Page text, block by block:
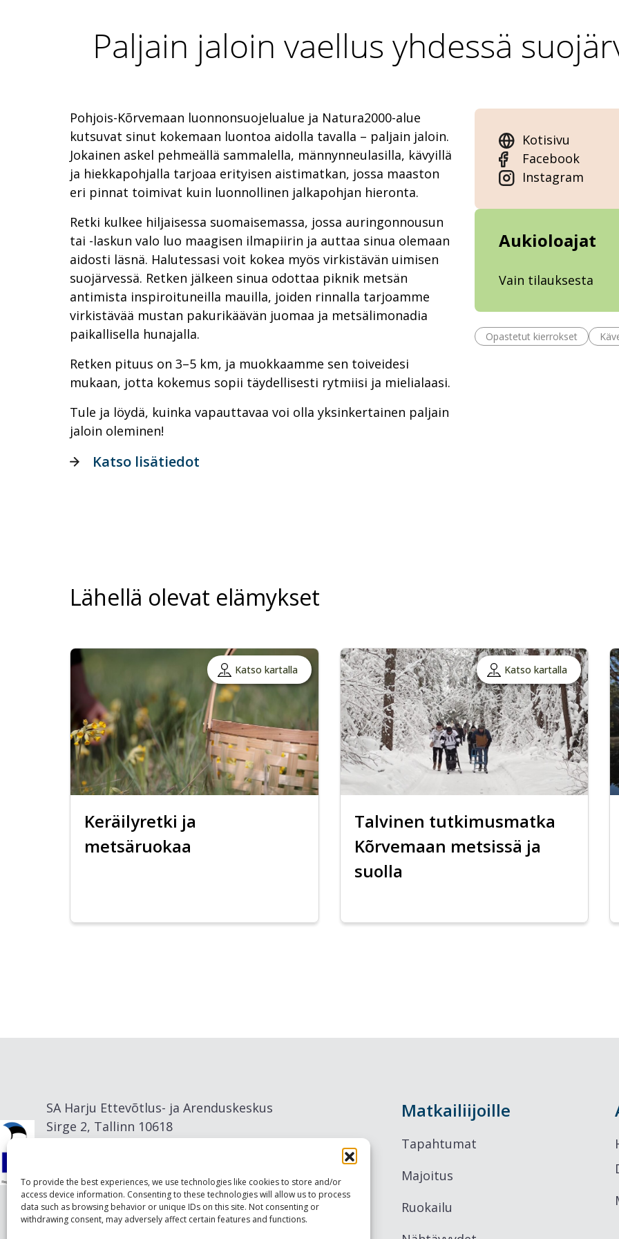
To provide the best experiences, we use technologies like cookies to store and/or
access device information. Consenting to these technologies will allow us to process
data such as browsing behavior or unique IDs on this site. Not consenting or
withdrawing consent, may adversely affect certain features and functions.
Paljain jaloin vaellus yhdessä
Pohjois-Kõrvemaan luonnonsuojelualue ja Natura2000-alue
kutsuvat sinut kokemaan luontoa aidolla tavalla – paljain jaloin.
Jokainen askel pehmeällä sammalella, männynneulasilla, kävyillä
ja hiekkapohjalla tarjoaa erityisen aistimatkan, jossa maaston
eri pinnat toimivat kuin luonnollinen jalkapohjan hieronta.
Retki kulkee hiljaisessa suomaisemassa, jossa auringonnousun
tai -laskun valo luo maagisen ilmapiirin ja auttaa sinua olemaan
aidosti läsnä. Halutessasi voit kokea myös virkistävän uimisen
suojärvessä. Retken jälkeen sinua odottaa piknik metsän
antimista inspiroituneilla mauilla, joiden rinnalla tarjoamme
virkistävää mustan pakurikäävän juomaa ja metsälimonadia
paikallisella hunajalla.
Retken pituus on 3–5 km, ja muokkaamme sen toiveidesi
mukaan, jotta kokemus sopii täydellisesti rytmiisi ja mielialaasi.
Tule ja löydä, kuinka vapauttavaa voi olla yksinkertainen paljain
jaloin oleminen!
Kotisivu
Facebook
Instagram
Aukioloajat
Vain tilauksesta
Opastetut kierrokset
Katso lisätiedot
Lähellä olevat elämykset
Katso kartalla
Keräilyretki ja
metsäruokaa
Katso kartalla
Talvinen tutkimusmatka
Kõrvemaan metsissä ja
suolla
SA Harju Ettevõtlus- ja Arenduskeskus
Sirge 2, Tallinn 10618
Matkailiijoille
Tapahtumat
Majoitus
Ruokailu